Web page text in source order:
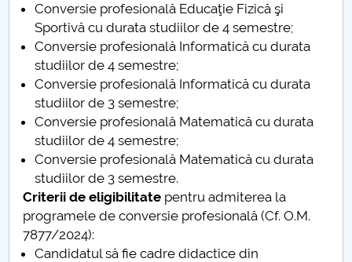
Relații Publice
Relații Internaționale
PNRR
Proiect PRIM STUD
Proiect SU-ETIC
Protecția datelor personale
UNIVERSITATE pentru comunitate
Conversie profesională Educaţie Fizică şi
Sportivă cu durata studiilor de 4 semestre;
Conversie profesională Informatică cu durata
studiilor de 4 semestre;
Conversie profesională Informatică cu durata
studiilor de 3 semestre;
Conversie profesională Matematică cu durata
studiilor de 4 semestre;
Conversie profesională Matematică cu durata
studiilor de 3 semestre.
Criterii de eligibilitate pentru admiterea la
programele de conversie profesională (Cf. O.M.
7877/2024):
Candidatul să fie cadre didactice din